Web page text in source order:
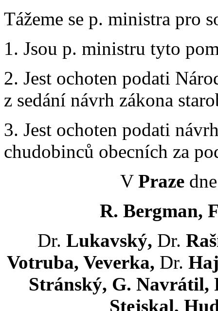
Tážeme se p. ministra pro
1. Jsou p. ministru tyto
2. Jest ochoten podati
z sedání návrh zákona
3. Jest ochoten podati
chudobinců obecních za
V Prazedne
R. Bergman,
Dr. Lukavský, Dr.
Votruba, Veverka, Dr.
Stránský, G.
Stejskal,